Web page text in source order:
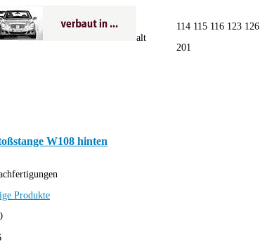
alt
114 115 116 123 126
201
W108 hinten
Produkte